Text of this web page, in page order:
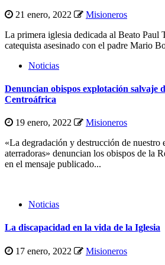
21 enero, 2022
Misioneros
La primera iglesia dedicada al Beato
catequista asesinado con el padre Mario
Noticias
Denuncian obispos explotación salvaje
Centroáfrica
19 enero, 2022
Misioneros
«La degradación y destrucción de nuestro
aterradoras» denuncian los obispos de la
en el mensaje publicado...
Noticias
La discapacidad en la vida de la Iglesia
17 enero, 2022
Misioneros